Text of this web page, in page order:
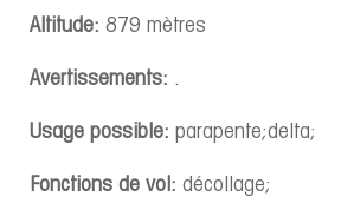
Altitude: 879 mètres
Avertissements: .
Usage possible: parapente;delta;
Fonctions de vol: décollage;